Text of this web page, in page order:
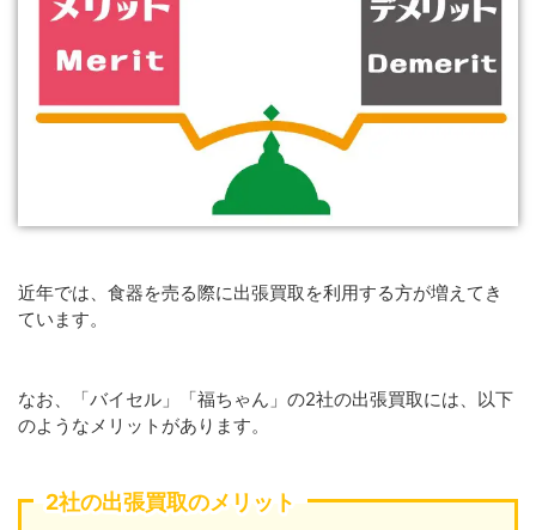
近年では、食器を売る際に出張買取を利用する方が増えてき
ています。
なお、「バイセル」「福ちゃん」の2社の出張買取には、以下
のようなメリットがあります。
2社の出張買取のメリット